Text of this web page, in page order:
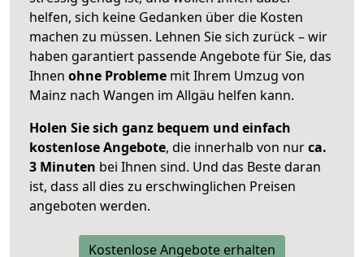
helfen, sich keine Gedanken über die Kosten
machen zu müssen. Lehnen Sie sich zurück – wir
haben garantiert passende Angebote für Sie, das
Ihnen ohne Probleme mit Ihrem Umzug von
Mainz nach Wangen im Allgäu helfen kann.
Holen Sie sich ganz bequem und einfach
kostenlose Angebote, die innerhalb von nurca.
3 Minuten bei Ihnen sind. Und das Beste daran
ist, dass all dies zu erschwinglichen Preisen
angeboten werden.
Kostenlose Angebote erhalten